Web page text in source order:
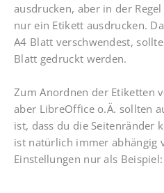
ausdrucken, aber in der
nur ein Etikett ausdrucken.
A4 Blatt verschwendest,
Blatt gedruckt werden.
Zum Anordnen der Etiketten
aber LibreOffice o.Ä. sollten
ist, dass du die Seitenränder
ist natürlich immer abhängig
Einstellungen nur als Beispiel: